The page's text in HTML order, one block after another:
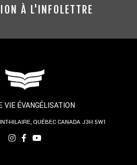
À L'INFOLETTRE
VIE ÉVANGÉLISATION
HILAIRE, QUÉBECCANADA J3H 5W1